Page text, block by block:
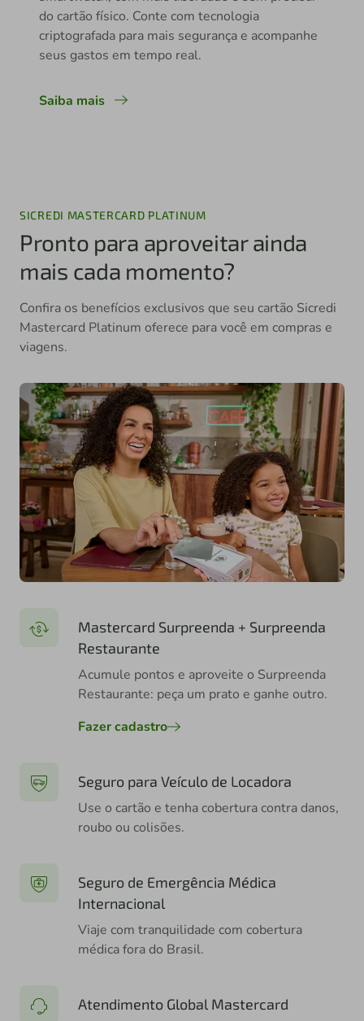
do cartão físico. Conte com tecnologia
criptografada para mais segurança e acompanhe
seus gastos em tempo real.
Saiba mais
SICREDI MASTERCARD PLATINUM
Pronto para aproveitar ainda
mais cada momento?
Confira os benefícios exclusivos que seu cartão Sicredi
Mastercard Platinum oferece para você em compras e
viagens.
Mastercard Surpreenda + Surpreenda
Restaurante
Acumule pontos e aproveite o Surpreenda
Restaurante: peça um prato e ganhe outro.
Fazer cadastro
Seguro para Veículo de Locadora
Use o cartão e tenha cobertura contra danos,
roubo ou colisões.
Seguro de Emergência Médica
Internacional
Viaje com tranquilidade com cobertura
médica fora do Brasil.
Atendimento Global Mastercard